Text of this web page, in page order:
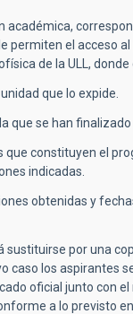
permiten el acceso
de la ULL,
que lo expide.
se han finalizado
constituyen el
indicadas.
obtenidas y
sustituirse por una
caso los aspirantes
oficial junto con el
a lo previsto